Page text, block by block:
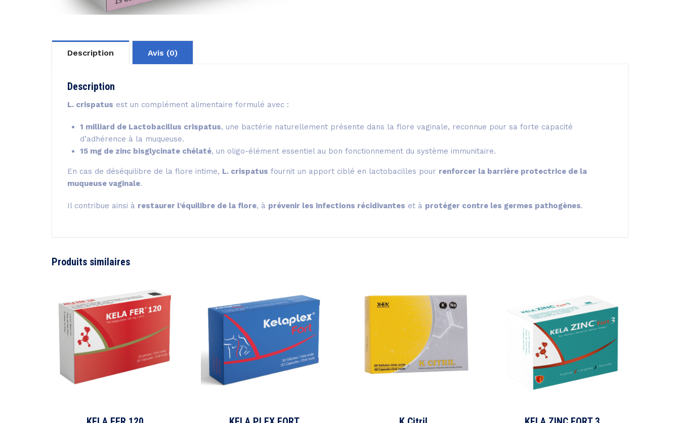
Description Avis (0)
Description
L. crispatus est un complément alimentaire formulé avec :
1 milliard de Lactobacillus crispatus, une bactérie naturellement présente dans la flore vaginale, reconnue pour sa forte capacité
d’adhérence à la muqueuse.
15 mg de zinc bisglycinate chélaté, un oligo-élément essentiel au bon fonctionnement du système immunitaire.
En cas de déséquilibre de la flore intime, L. crispatus fournit un apport ciblé en lactobacilles pour renforcer la barrière protectrice de la
muqueuse vaginale.
Il contribue ainsi à restaurer l’équilibre de la flore, à prévenir les infections récidivantes et à protéger contre les germes pathogènes.
Produits similaires